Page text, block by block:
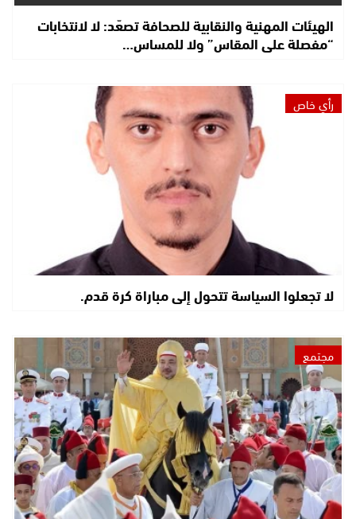
الهيئات المهنية والنقابية للصحافة تصعّد: لا لانتخابات
“مفصلة على المقاس” ولا للمساس…
رأي خاص
لا تجعلوا السياسة تتحول إلى مباراة كرة قدم.
مجتمع